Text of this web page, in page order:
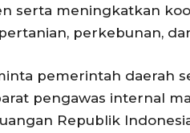
serta meningkatkan
perkebunan,
pemerintah daerah
pengawas internal
Republik